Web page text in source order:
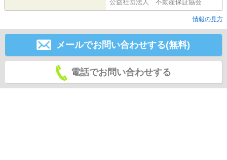
公益社団法人 不動産保証協会
情報の見方
メールでお問い合わせする(無料)
電話でお問い合わせする